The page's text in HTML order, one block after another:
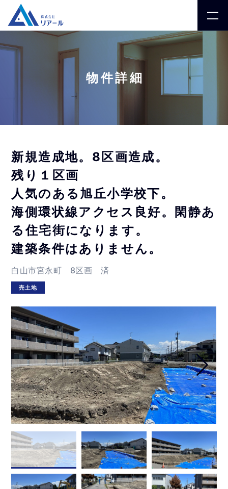
物件詳細
新規造成地。8区画造成。
残り１区画
人気のある旭丘小学校下。
海側環状線アクセス良好。閑静あ
る住宅街になります。
建築条件はありません。
白山市宮永町 8区画 済
売土地